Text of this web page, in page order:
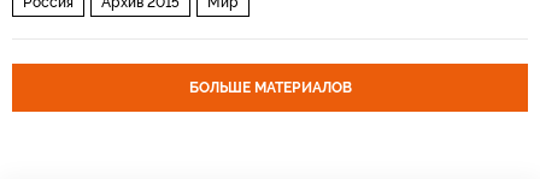
БОЛЬШЕ МАТЕРИАЛОВ